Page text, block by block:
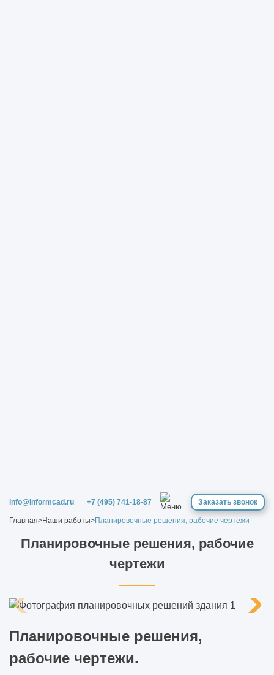
info@informcad.ru +7 (495) 741-18-87 Заказать звонок
Главная>Наши работы>Планировочные решения, рабочие чертежи
Планировочные решения, рабочие
чертежи
Планировочные решения,
рабочие чертежи.